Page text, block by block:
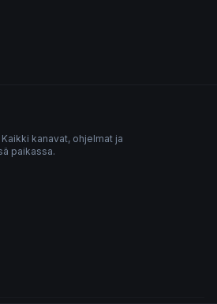
kanavat, ohjelmat ja
paikassa.